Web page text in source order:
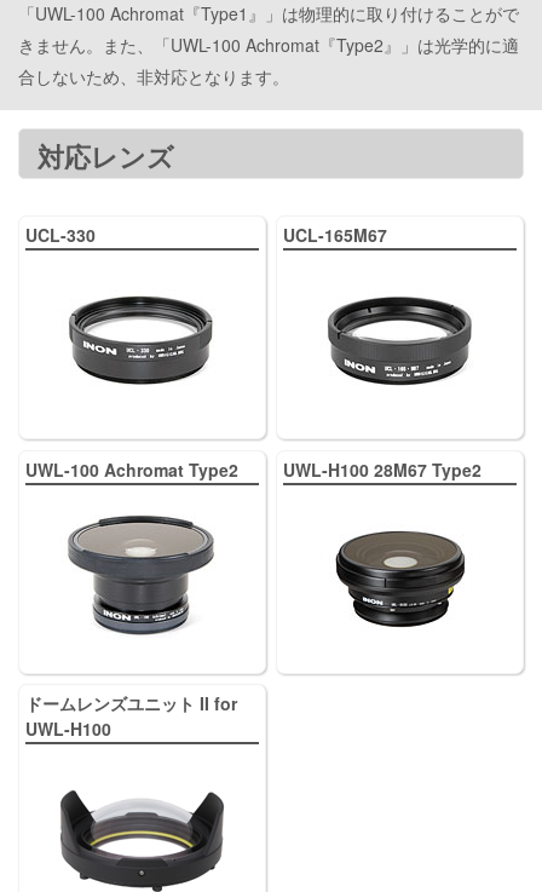
「UWL-100 Achromat『Type1』」は物理的に取り付けることがで
きません。また、「UWL-100 Achromat『Type2』」は光学的に適
合しないため、非対応となります。
対応レンズ
UCL-330 UCL-165M67
UWL-100 Achromat Type2 UWL-H100 28M67 Type2
ドームレンズユニット II for
UWL-H100